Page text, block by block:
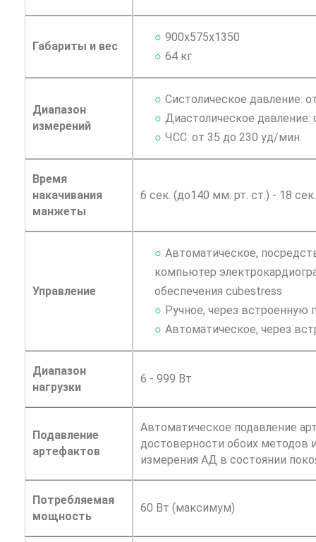
Габариты и вес
900х575х1350
64 кг
Диапазон
измерений
Систолическое давление:
Диастолическое давление:
ЧСС: от 35 до 230 уд/мин.
Время
накачивания
манжеты
6 сек. (до140 мм. рт. ст.) - 18
Управление
Автоматическое,
компьютер
обеспечения cubestress
Ручное, через встроенную
Автоматическое, через
Диапазон
нагрузки
6 - 999 Вт
Подавление
артефактов
Автоматическое подавление
достоверности обоих методов
измерения АД в состоянии
Потребляемая
мощность
60 Вт (максимум)